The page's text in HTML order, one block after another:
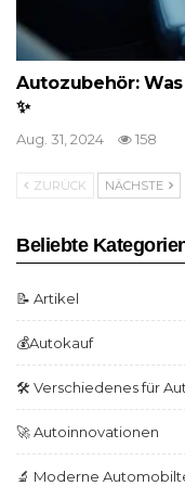
Autozubehör:
✨
Aug. 31, 2024 158
ZURÜCK NÄCHSTE
Beliebte
📝 Artikel
💰Autokauf
🛠️ Verschiedenes für
🚀 Autoinnovationen
🔬 Moderne